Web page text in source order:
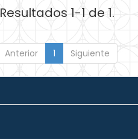
Resultados 1-1 de 1.
Anterior 1 Siguiente